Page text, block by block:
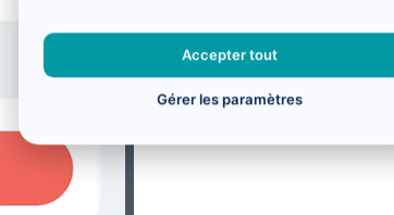
Accepter tout
Gérer les paramètres